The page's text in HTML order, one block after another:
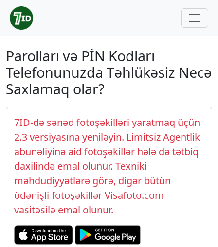
Parolları və PİN Kodları
Telefonunuzda Təhlükəsiz Necə
Saxlamaq olar?
7ID-də sənəd fotoşəkilləri yaratmaq üçün
2.3 versiyasına yeniləyin. Limitsiz Agentlik
abunəliyinə aid fotoşəkillər hələ də tətbiq
daxilində emal olunur. Texniki
məhdudiyyətlərə görə, digər bütün
ödənişli fotoşəkillər Visafoto.com
vasitəsilə emal olunur.